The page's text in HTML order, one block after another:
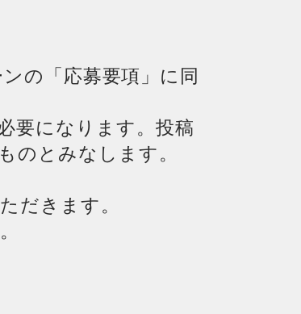
の「応募要項」に同
要になります。投稿
のとみなします。
だきます。